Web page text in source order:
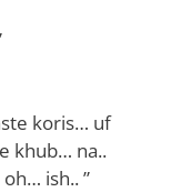
koris… uf
khub… na..
ish.. ”